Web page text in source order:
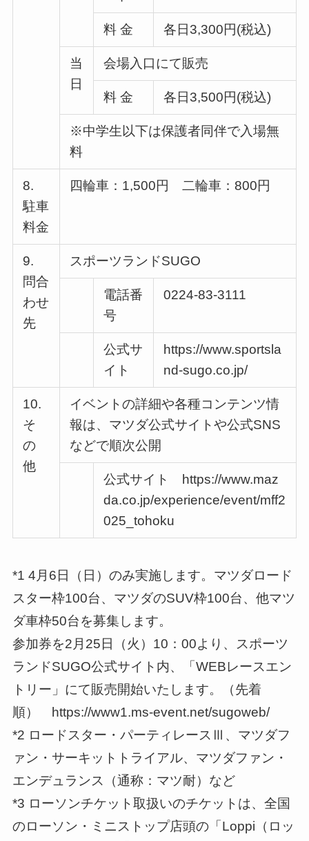
料 金 各日3,300円(税込)
当
日
会場入口にて販売
料 金 各日3,500円(税込)
※中学生以下は保護者同伴で入場無
料
8.
駐車
料金
四輪車：1,500円 二輪車：800円
9.
問合
わせ
先
スポーツランドSUGO
電話番
号
0224-83-3111
公式サ
イト
https://www.sportsla
nd-sugo.co.jp/
10.
そ
の
他
イベントの詳細や各種コンテンツ情
報は、マツダ公式サイトや公式SNS
などで順次公開
公式サイト https://www.maz
da.co.jp/experience/event/mff2
025_tohoku
*1 4月6日（日）のみ実施します。マツダロード
スター枠100台、マツダのSUV枠100台、他マツ
ダ車枠50台を募集します。
参加券を2月25日（火）10：00より、スポーツ
ランドSUGO公式サイト内、「WEBレースエン
トリー」にて販売開始いたします。（先着
順） https://www1.ms-event.net/sugoweb/
*2 ロードスター・パーティレースⅢ、マツダフ
ァン・サーキットトライアル、マツダファン・
エンデュランス（通称：マツ耐）など
*3 ローソンチケット取扱いのチケットは、全国
のローソン・ミニストップ店頭の「Loppi（ロッ